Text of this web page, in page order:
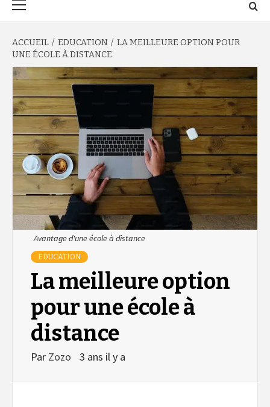
ACCUEIL EDUCATION
LA MEILLEURE OPTION POUR
UNE ÉCOLE À DISTANCE
Avantage d'une école à distance
EDUCATION
La meilleure option
pour une école à
distance
Par Zozo 3 ans il y a